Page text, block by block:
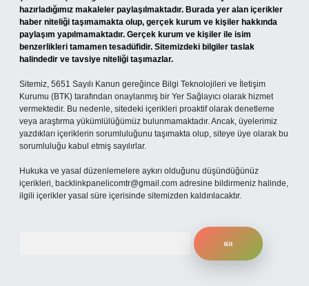
hazırladığımız makaleler paylaşılmaktadır. Burada yer alan içerikler
haber niteliği taşımamakta olup, gerçek kurum ve kişiler hakkında
paylaşım yapılmamaktadır. Gerçek kurum ve kişiler ile isim
benzerlikleri tamamen tesadüfidir. Sitemizdeki bilgiler taslak
halindedir ve tavsiye niteliği taşımazlar.
Sitemiz, 5651 Sayılı Kanun gereğince Bilgi Teknolojileri ve İletişim
Kurumu (BTK) tarafından onaylanmış bir Yer Sağlayıcı olarak hizmet
vermektedir. Bu nedenle, sitedeki içerikleri proaktif olarak denetleme
veya araştırma yükümlülüğümüz bulunmamaktadır. Ancak, üyelerimiz
yazdıkları içeriklerin sorumluluğunu taşımakta olup, siteye üye olarak bu
sorumluluğu kabul etmiş sayılırlar.
Hukuka ve yasal düzenlemelere aykırı olduğunu düşündüğünüz
içerikleri, backlinkpanelicomtr@gmail.com adresine bildirmeniz halinde,
ilgili içerikler yasal süre içerisinde sitemizden kaldırılacaktır.